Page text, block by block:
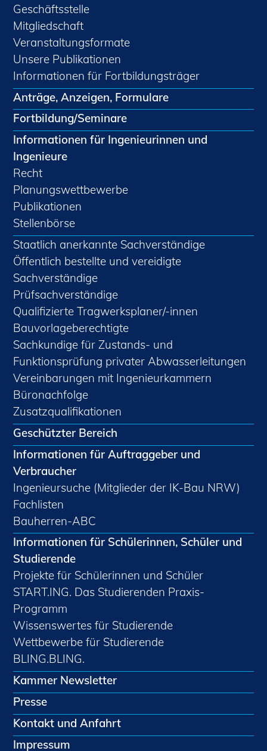
Geschäftsstelle
Mitgliedschaft
Veranstaltungsformate
Unsere Publikationen
Informationen für Fortbildungsträger
Anträge, Anzeigen, Formulare
Fortbildung/Seminare
Informationen für Ingenieurinnen und
Ingenieure
Recht
Planungswettbewerbe
Publikationen
Stellenbörse
Staatlich anerkannte Sachverständige
Öffentlich bestellte und vereidigte
Sachverständige
Prüfsachverständige
Qualifizierte Tragwerksplaner/-innen
Bauvorlageberechtigte
Sachkundige für Zustands- und
Funktionsprüfung privater Abwasserleitungen
Vereinbarungen mit Ingenieurkammern
Büronachfolge
Zusatzqualifikationen
Geschützter Bereich
Informationen für Auftraggeber und
Verbraucher
Ingenieursuche (Mitglieder der IK-Bau NRW)
Fachlisten
Bauherren-ABC
Informationen für Schülerinnen, Schüler und
Studierende
Projekte für Schülerinnen und Schüler
START.ING. Das Studierenden Praxis-
Programm
Wissenswertes für Studierende
Wettbewerbe für Studierende
BLING.BLING.
Kammer Newsletter
Presse
Kontakt und Anfahrt
Impressum